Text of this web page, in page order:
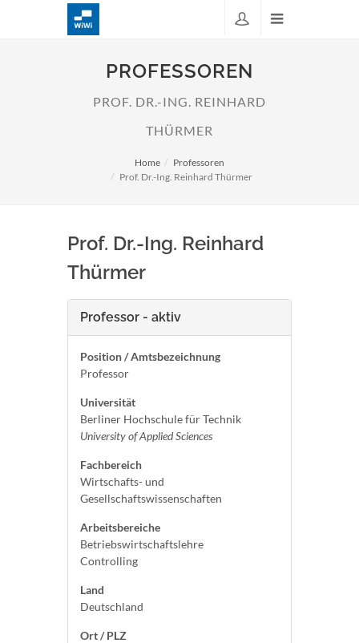
PROFESSOREN
PROF. DR.-ING. REINHARD
THÜRMER
Home
Professoren
Prof. Dr.-Ing. Reinhard Thürmer
Prof. Dr.-Ing. Reinhard
Thürmer
Professor - aktiv
Position / Amtsbezeichnung
Professor
Universität
Berliner Hochschule für Technik
University of Applied Sciences
Fachbereich
Wirtschafts- und
Gesellschaftswissenschaften
Arbeitsbereiche
Betriebswirtschaftslehre
Controlling
Land
Deutschland
Ort / PLZ